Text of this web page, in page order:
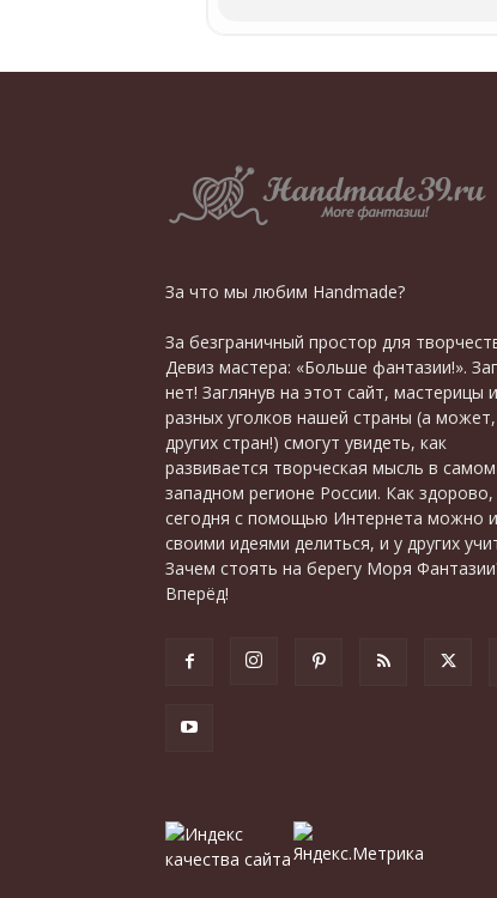
За что мы любим Handmade?
За безграничный простор для
Девиз мастера: «Больше фантазии!».
нет! Заглянув на этот сайт, мастерицы
разных уголков нашей страны (а
других стран!) смогут увидеть, как
развивается творческая мысль в самом
западном регионе России. Как
сегодня с помощью Интернета можно и
своими идеями делиться, и у других
Зачем стоять на берегу Моря
Вперёд!